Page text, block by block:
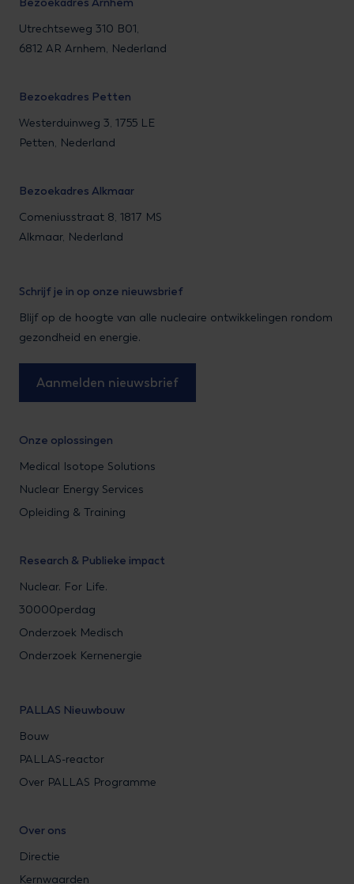
Bezoekadres Arnhem
Utrechtseweg 310 B01,
6812 AR Arnhem, Nederland
Bezoekadres Petten
Westerduinweg 3, 1755 LE
Petten, Nederland
Bezoekadres Alkmaar
Comeniusstraat 8, 1817 MS
Alkmaar, Nederland
Schrijf je in op onze nieuwsbrief
Blijf op de hoogte van alle nucleaire ontwikkelingen rondom
gezondheid en energie.
Aanmelden nieuwsbrief
Onze oplossingen
Medical Isotope Solutions
Nuclear Energy Services
Opleiding & Training
Research & Publieke impact
Nuclear. For Life.
30000perdag
Onderzoek Medisch
Onderzoek Kernenergie
PALLAS Nieuwbouw
Bouw
PALLAS-reactor
Over PALLAS Programme
Over ons
Directie
Kernwaarden